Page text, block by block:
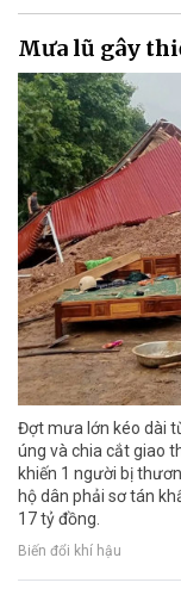
Mưa lũ gây
Đợt mưa lớn kéo dài
úng và chia cắt giao
khiến 1 người bị
hộ dân phải sơ tán
17 tỷ đồng.
Biến đổi khí hậu